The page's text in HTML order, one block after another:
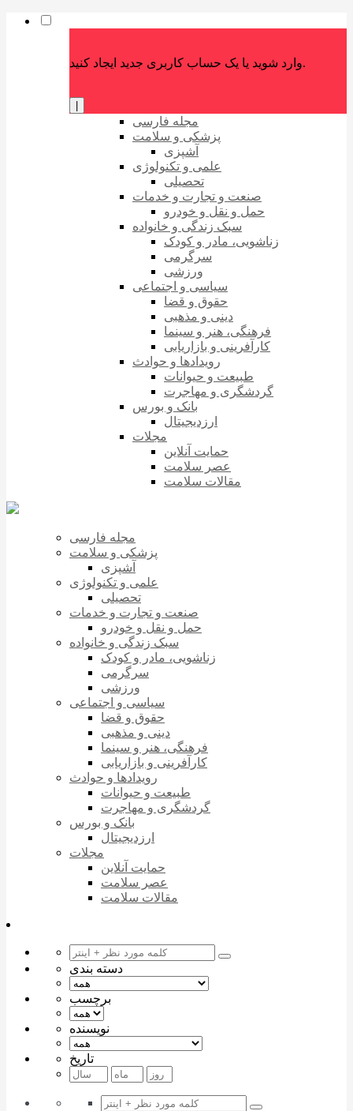
وارد شوید یا یک حساب کاربری جدید ایجاد کنید.
مجله فارسی
پزشکی و سلامت
آشپزی
علمی و تکنولوژی
تحصیلی
صنعت و تجارت و خدمات
حمل و نقل و خودرو
سبک زندگی و خانواده
زناشویی، مادر و کودک
سرگرمی
ورزشی
سیاسی و اجتماعی
حقوق و قضا
دینی و مذهبی
فرهنگی، هنر و سینما
کارآفرینی و بازاریابی
رویدادها و حوادث
طبیعت و حیوانات
گردشگری و مهاجرت
بانک و بورس
ارزدیجیتال
مجلات
حمایت آنلاین
عصر سلامت
مقالات سلامت
مجله فارسی
پزشکی و سلامت
آشپزی
علمی و تکنولوژی
تحصیلی
صنعت و تجارت و خدمات
حمل و نقل و خودرو
سبک زندگی و خانواده
زناشویی، مادر و کودک
سرگرمی
ورزشی
سیاسی و اجتماعی
حقوق و قضا
دینی و مذهبی
فرهنگی، هنر و سینما
کارآفرینی و بازاریابی
رویدادها و حوادث
طبیعت و حیوانات
گردشگری و مهاجرت
بانک و بورس
ارزدیجیتال
مجلات
حمایت آنلاین
عصر سلامت
مقالات سلامت
دسته بندی
برچسب
نویسنده
تاریخ